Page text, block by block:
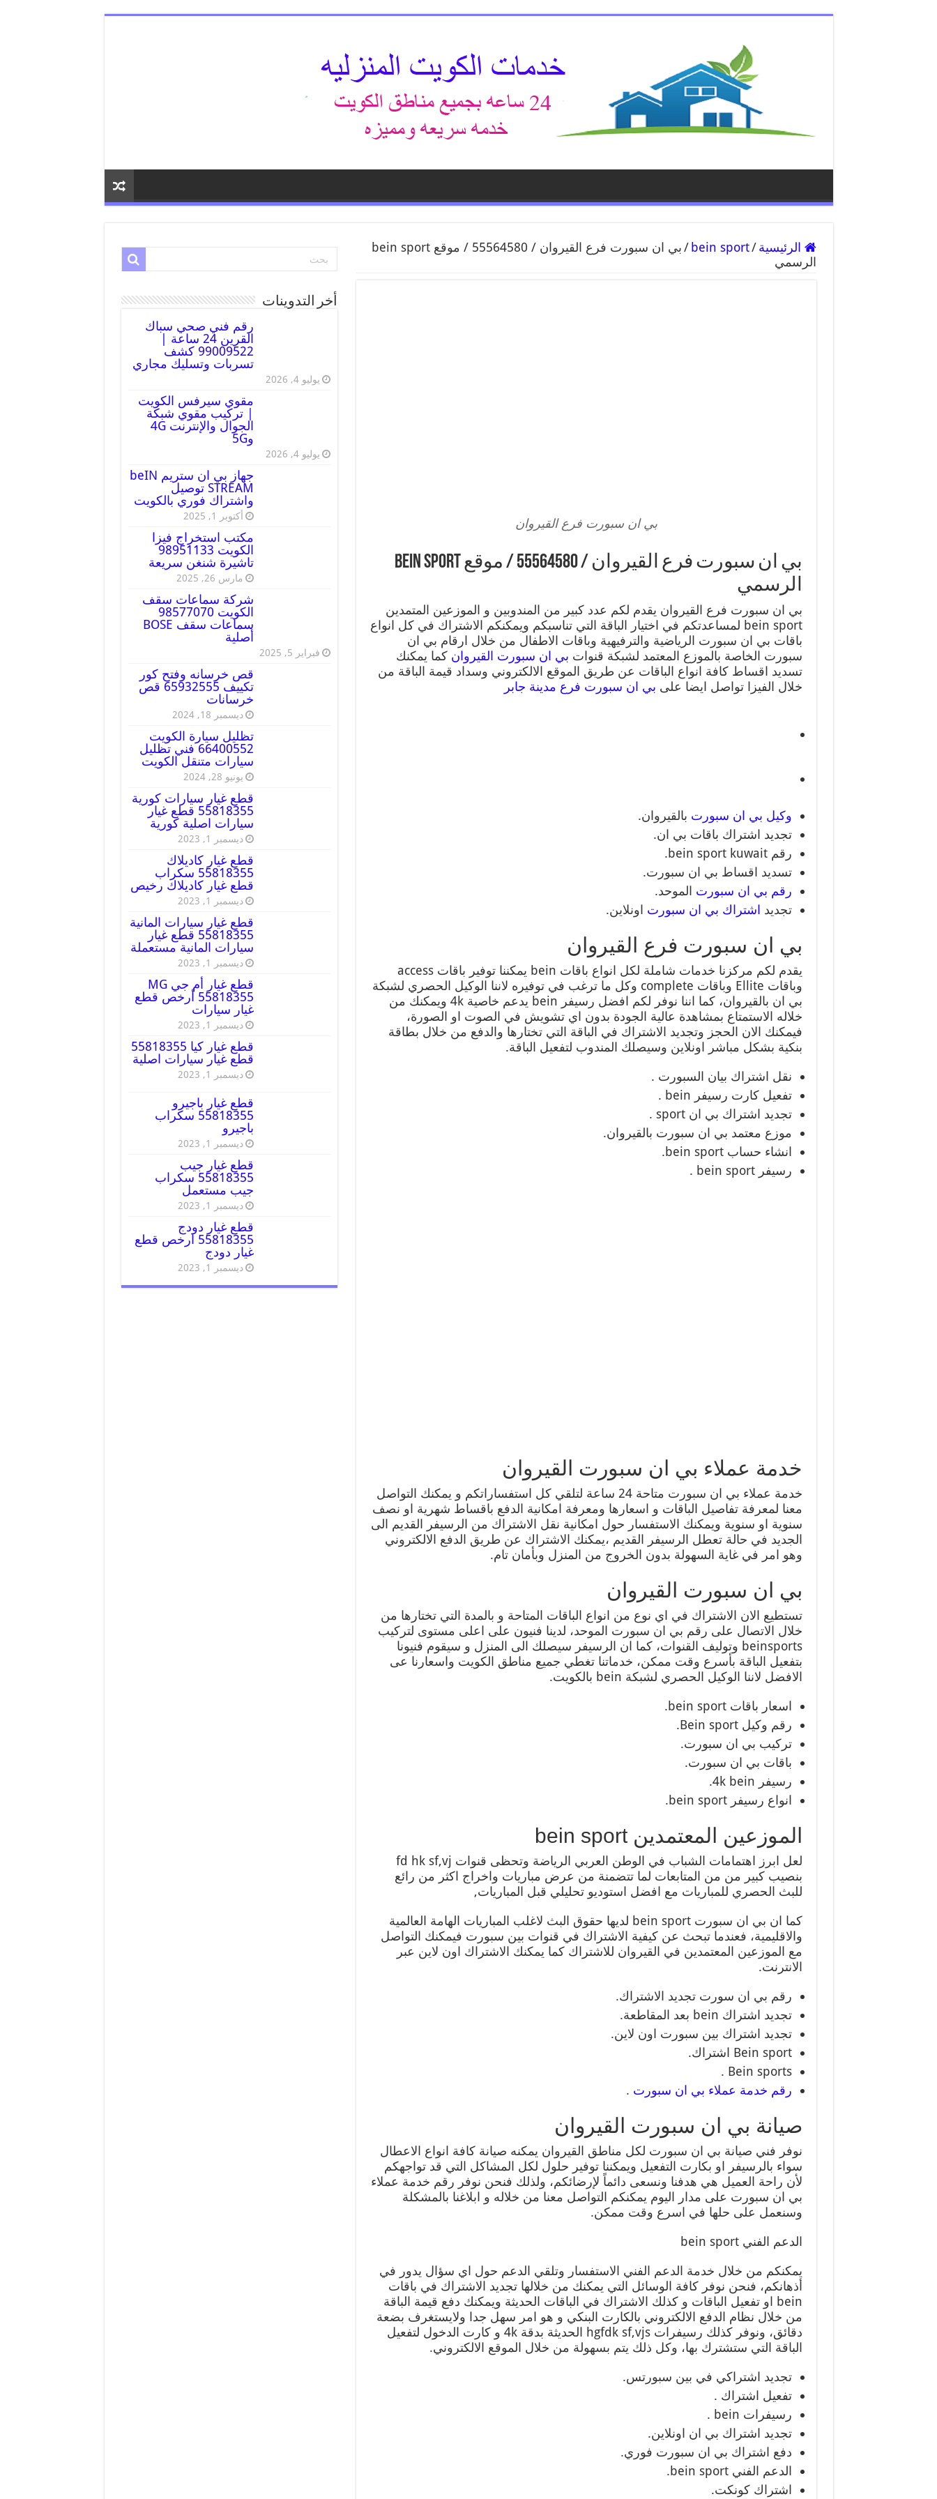
الرئيسية /
bein sport
/
بي ان سبورت فرع القيروان / 55564580 / موقع bein sport
الرسمي
بي ان سبورت فرع القيروان
بي ان سبورت فرع القيروان / 55564580 / موقع bein sport
الرسمي
بي ان سبورت فرع القيروان يقدم لكم عدد كبير من المندوبين و الموزعين المتمدين
bein sport لمساعدتكم في اختيار الباقة التي تناسبكم ويمكنكم الاشتراك في كل انواع
باقات بي ان سبورت الرياضية والترفيهية وباقات الاطفال من خلال ارقام بي ان
سبورت الخاصة بالموزع المعتمد لشبكة قنوات بي ان سبورت القيروان كما يمكنك
تسديد اقساط كافة انواع الباقات عن طريق الموقع الالكتروني وسداد قيمة الباقة من
خلال الفيزا تواصل ايضا على بي ان سبورت فرع مدينة جابر
وكيل بي ان سبورت بالقيروان.
تجديد اشتراك باقات بي ان.
رقم bein sport kuwait.
تسديد اقساط بي ان سبورت.
رقم بي ان سبورت الموحد.
تجديد اشتراك بي ان سبورت اونلاين.
بي ان سبورت فرع القيروان
يقدم لكم مركزنا خدمات شاملة لكل انواع باقات bein يمكننا توفير باقات access
وباقات Ellite وباقات complete وكل ما ترغب في توفيره لاننا الوكيل الحصري لشبكة
بي ان بالقيروان، كما اننا نوفر لكم افضل رسيفر bein يدعم خاصية 4k ويمكنك من
خلاله الاستمتاع بمشاهدة عالية الجودة بدون اي تشويش في الصوت او الصورة،
فيمكنك الان الحجز وتجديد الاشتراك في الباقة التي تختارها والدفع من خلال بطاقة
بنكية بشكل مباشر اونلاين وسيصلك المندوب لتفعيل الباقة.
نقل اشتراك بيان السبورت .
تفعيل كارت رسيفر bein .
تجديد اشتراك بي ان sport .
موزع معتمد بي ان سبورت بالقيروان.
انشاء حساب bein sport.
رسيفر bein sport .
خدمة عملاء بي ان سبورت القيروان
خدمة عملاء بي ان سبورت متاحة 24 ساعة لتلقي كل استفساراتكم و يمكنك التواصل
معنا لمعرفة تفاصيل الباقات و اسعارها ومعرفة امكانية الدفع باقساط شهرية او نصف
سنوية او سنوية ويمكنك الاستفسار حول امكانية نقل الاشتراك من الرسيفر القديم الى
الجديد في حالة تعطل الرسيفر القديم ،يمكنك الاشتراك عن طريق الدفع الالكتروني
وهو امر في غاية السهولة بدون الخروج من المنزل وبأمان تام.
بي ان سبورت القيروان
تستطيع الان الاشتراك في اي نوع من انواع الباقات المتاحة و بالمدة التي تختارها من
خلال الاتصال على رقم بي ان سبورت الموحد، لدينا فنيون على اعلى مستوى لتركيب
beinsports وتوليف القنوات، كما ان الرسيفر سيصلك الى المنزل و سيقوم فنيونا
بتفعيل الباقة بأسرع وقت ممكن، خدماتنا تغطي جميع مناطق الكويت واسعارنا عى
الافضل لاننا الوكيل الحصري لشبكة bein بالكويت.
اسعار باقات bein sport.
رقم وكيل Bein sport.
تركيب بي ان سبورت.
باقات بي ان سبورت.
رسيفر 4k bein.
انواع رسيفر bein sport.
الموزعين المعتمدين bein sport
لعل ابرز اهتمامات الشباب في الوطن العربي الرياضة وتحظى قنوات fd hk sf,vj
بنصيب كبير من من المتابعات لما تتضمنة من عرض مباريات واخراج اكثر من رائع
للبث الحصري للمباريات مع افضل استوديو تحليلي قبل المباريات,
كما ان بي ان سبورت bein sport لديها حقوق البث لاغلب المباريات الهامة العالمية
والاقليمية، فعندما تبحث عن كيفية الاشتراك في قنوات بين سبورت فيمكنك التواصل
مع الموزعين المعتمدين في القيروان للاشتراك كما يمكنك الاشتراك اون لاين عبر
الانترنت.
رقم بي ان سورت تجديد الاشتراك.
تجديد اشتراك bein بعد المقاطعة.
تجديد اشتراك بين سبورت اون لاين.
Bein sport اشتراك.
Bein sports .
رقم خدمة عملاء بي ان سبورت .
صيانة بي ان سبورت القيروان
نوفر فني صيانة بي ان سبورت لكل مناطق القيروان يمكنه صيانة كافة انواع الاعطال
سواء بالرسيفر او بكارت التفعيل ويمكننا توفير حلول لكل المشاكل التي قد تواجهكم
لأن راحة العميل هي هدفنا ونسعى دائماً لإرضائكم، ولذلك فنحن نوفر رقم خدمة عملاء
بي ان سبورت على مدار اليوم يمكنكم التواصل معنا من خلاله و ابلاغنا بالمشكلة
وسنعمل على حلها في اسرع وقت ممكن.
الدعم الفني bein sport
يمكنكم من خلال خدمة الدعم الفني الاستفسار وتلقي الدعم حول اي سؤال يدور في
أذهانكم، فنحن نوفر كافة الوسائل التي يمكنك من خلالها تجديد الاشتراك في باقات
bein او تفعيل الباقات و كذلك الاشتراك في الباقات الحديثة ويمكنك دفع قيمة الباقة
من خلال نظام الدفع الالكتروني بالكارت البنكي و هو امر سهل جدا ولايستغرف بضعة
دقائق، ونوفر كذلك رسيفرات hgfdk sf,vjs الحديثة بدقة 4k و كارت الدخول لتفعيل
الباقة التي ستشترك بها، وكل ذلك يتم بسهولة من خلال الموقع الالكتروني.
تجديد اشتراكي في بين سبورتس.
تفعيل اشتراك .
رسيفرات bein .
تجديد اشتراك بي ان اونلاين.
دفع اشتراك بي ان سبورت فوري.
الدعم الفني bein sport.
اشتراك كونكت.
أخر التدوينات
رقم فني صحي سباك
القرين 24 ساعة |
99009522 كشف
تسربات وتسليك مجاري
يوليو 4, 2026
مقوي سيرفس الكويت
| تركيب مقوي شبكة
الجوال والإنترنت 4G
و5G
يوليو 4, 2026
جهاز بي ان ستريم beIN
STREAM توصيل
واشتراك فوري بالكويت
أكتوبر 1, 2025
مكتب استخراج فيزا
الكويت 98951133
تاشيرة شنغن سريعة
مارس 26, 2025
شركة سماعات سقف
الكويت 98577070
سماعات سقف BOSE
أصلية
فبراير 5, 2025
قص خرسانه وفتح كور
تكييف 65932555 قص
خرسانات
ديسمبر 18, 2024
تظليل سيارة الكويت
66400552 فني تظليل
سيارات متنقل الكويت
يونيو 28, 2024
قطع غيار سيارات كورية
55818355 قطع غيار
سيارات اصلية كورية
ديسمبر 1, 2023
قطع غيار كاديلاك
55818355 سكراب
قطع غيار كاديلاك رخيص
ديسمبر 1, 2023
قطع غيار سيارات المانية
55818355 قطع غيار
سيارات المانية مستعملة
ديسمبر 1, 2023
قطع غيار أم جي MG
55818355 أرخص قطع
غيار سيارات
ديسمبر 1, 2023
قطع غيار كيا 55818355
قطع غيار سيارات اصلية
ديسمبر 1, 2023
قطع غيار باجيرو
55818355 سكراب
باجيرو
ديسمبر 1, 2023
قطع غيار جيب
55818355 سكراب
جيب مستعمل
ديسمبر 1, 2023
قطع غيار دودج
55818355 ارخص قطع
غيار دودج
ديسمبر 1, 2023